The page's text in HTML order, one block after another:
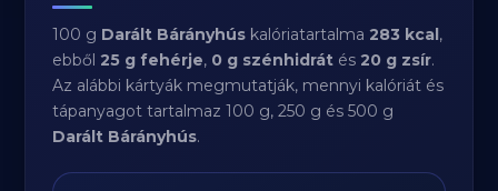
100 g Darált Bárányhús kalóriatartalma283 kcal,
ebből25 g fehérje, 0 g szénhidrát és20 g zsír.
Az alábbi kártyák megmutatják, mennyi kalóriát és
tápanyagot tartalmaz 100 g, 250 g és 500 g
Darált Bárányhús.